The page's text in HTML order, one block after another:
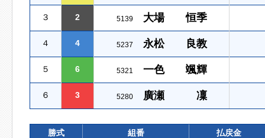
３ 2 5139 大場 恒季
４ 4 5237 永松 良教
５ 6 5321 一色 颯輝
６ 3 5280 廣瀬 凜
勝式 組番 払戻金